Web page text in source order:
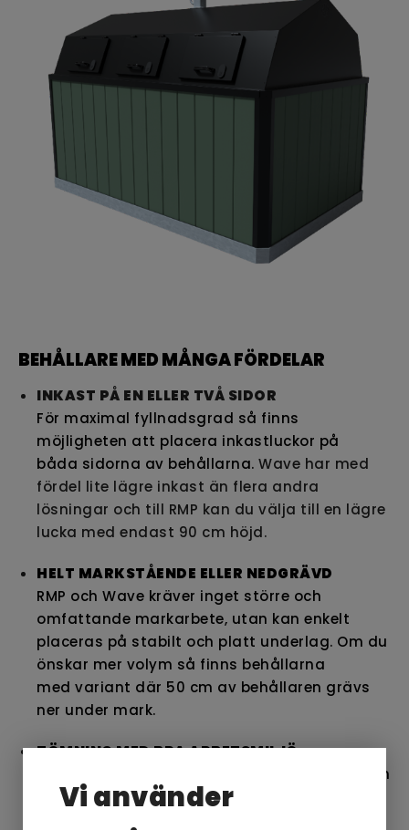
Vi använder
BEHÅLLARE MED MÅNGA FÖRDELAR
INKAST PÅ EN ELLER TVÅ SIDOR
För maximal fyllnadsgrad så finns
möjligheten att placera inkastluckor på
båda sidorna av behållarna. Wave har med
fördel lite lägre inkast än flera andra
lösningar och till RMP kan du välja till en lägre
lucka med endast 90 cm höjd.
HELT MARKSTÅENDE ELLER NEDGRÄVD
RMP och Wave kräver inget större och
omfattande markarbete, utan kan enkelt
placeras på stabilt och platt underlag. Om du
önskar mer volym så finns behållarna
med variant där 50 cm av behållaren grävs
ner under mark.
TÖMNING MED BRA ARBETSMILJÖ
behållaren
över en sopbil och tömmer innehållet ur